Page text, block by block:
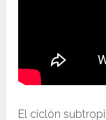
El ciclón